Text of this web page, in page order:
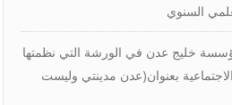
السنوي
خليج عدن في الورشة التي نظمتها
بعنوان(عدن مدينتي وليست